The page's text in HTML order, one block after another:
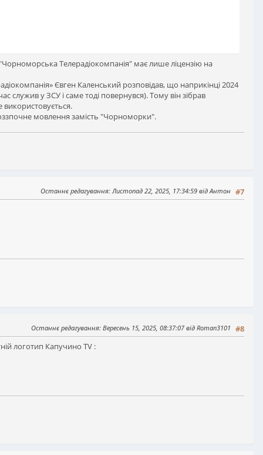
Телерадіокомпанія" має лише ліцензію на
Євген Каленський розповідав, що наприкінці 2024
служив у ЗСУ і саме тоді повернувся). Тому він зібрав
використовується.
мовлення замість "Чорноморки".
#7
Останнє редагування: Листопад 22, 2025, 17:34:59 від Антон
#8
Останнє редагування: Вересень 15, 2025, 08:37:07 від Roman3101
логотип Капучино TV :